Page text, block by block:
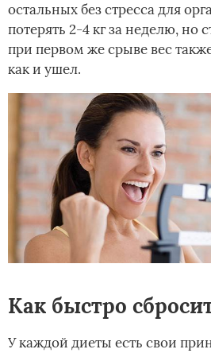
остальных без стресса для
потерять 2-4 кг за неделю, но
при первом же срыве вес
как и ушел.
Как быстро
У каждой диеты есть свои